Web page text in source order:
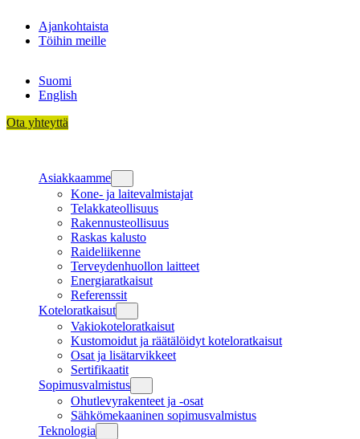
sisältöönAjankohtaista
Töihin meille
Suomi
English
Ota yhteyttä
Asiakkaamme
Kone- ja laitevalmistajat
Telakkateollisuus
Rakennusteollisuus
Raskas kalusto
Raideliikenne
Terveydenhuollon laitteet
Energiaratkaisut
Referenssit
Koteloratkaisut
Vakiokoteloratkaisut
Kustomoidut ja räätälöidyt koteloratkaisut
Osat ja lisätarvikkeet
Sertifikaatit
Sopimusvalmistus
Ohutlevyrakenteet ja -osat
Sähkömekaaninen sopimusvalmistus
Teknologia